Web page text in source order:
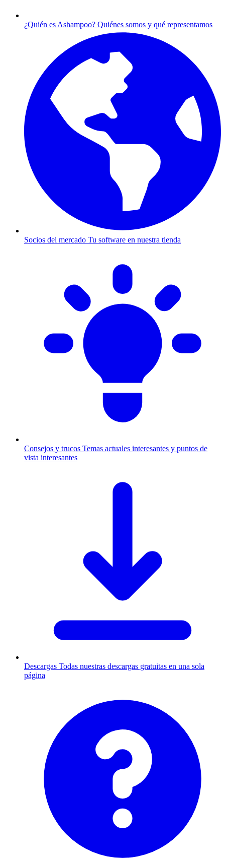
¿Quién es Ashampoo? Quiénes somos y qué representamos
Socios del mercado Tu software en nuestra tienda
Consejos y trucos Temas actuales interesantes y puntos de
vista interesantes
Descargas Todas nuestras descargas gratuitas en una sola
página